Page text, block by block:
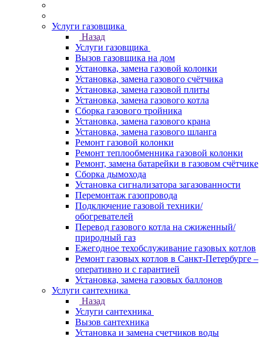
Услуги газовщика
Назад
Услуги газовщика
Вызов газовщика на дом
Установка, замена газовой колонки
Установка, замена газового счётчика
Установка, замена газовой плиты
Установка, замена газового котла
Сборка газового тройника
Установка, замена газового крана
Установка, замена газового шланга
Ремонт газовой колонки
Ремонт теплообменника газовой колонки
Ремонт, замена батарейки в газовом счётчике
Сборка дымохода
Установка сигнализатора загазованности
Перемонтаж газопровода
Подключение газовой техники/
обогревателей
Перевод газового котла на сжиженный/
природный газ
Ежегодное техобслуживание газовых котлов
Ремонт газовых котлов в Санкт-Петербурге –
оперативно и с гарантией
Установка, замена газовых баллонов
Услуги сантехника
Назад
Услуги сантехника
Вызов сантехника
Установка и замена счетчиков воды